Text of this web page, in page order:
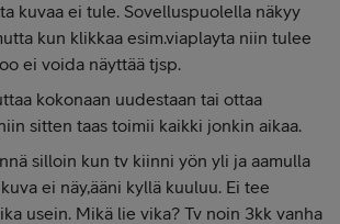
kuvaa ei tule. Sovelluspuolella näkyy
kun klikkaa esim.viaplayta niin tulee
ei voida näyttää tjsp.
kokonaan uudestaan tai ottaa
sitten taas toimii kaikki jonkin aikaa.
silloin kun tv kiinni yön yli ja aamulla
ei näy,ääni kyllä kuuluu. Ei tee
usein. Mikä lie vika? Tv noin 3kk vanha